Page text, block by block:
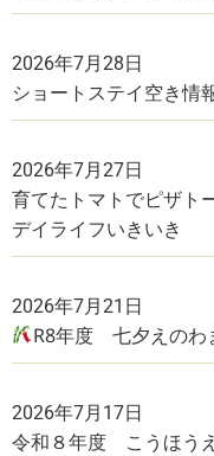
2026年7月28日
ショートステイ空き情
2026年7月27日
育てたトマトでピザト
デイライフいきいき
2026年7月21日
R8年度 七夕えのわ
2026年7月17日
令和８年度 こうほう